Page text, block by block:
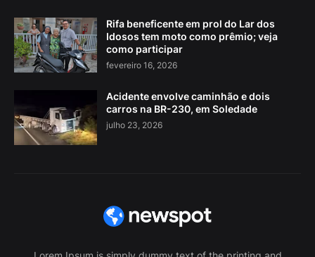
Rifa beneficente em prol do Lar dos
Idosos tem moto como prêmio; veja
como participar
fevereiro 16, 2026
Acidente envolve caminhão e dois
carros na BR-230, em Soledade
julho 23, 2026